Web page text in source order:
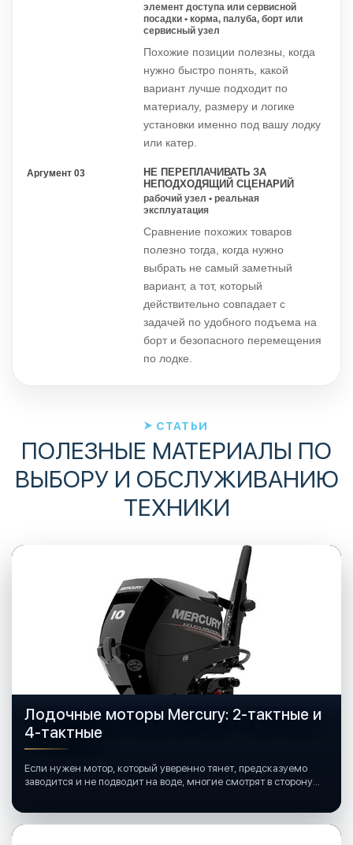
элемент доступа или сервисной
посадки • корма, палуба, борт или
сервисный узел
Похожие позиции полезны, когда
нужно быстро понять, какой
вариант лучше подходит по
материалу, размеру и логике
установки именно под вашу лодку
или катер.
Аргумент 03
НЕ ПЕРЕПЛАЧИВАТЬ ЗА
НЕПОДХОДЯЩИЙ СЦЕНАРИЙ
рабочий узел • реальная
эксплуатация
Сравнение похожих товаров
полезно тогда, когда нужно
выбрать не самый заметный
вариант, а тот, который
действительно совпадает с
задачей по удобного подъема на
борт и безопасного перемещения
по лодке.
СТАТЬИ
ПОЛЕЗНЫЕ МАТЕРИАЛЫ ПО
ВЫБОРУ И ОБСЛУЖИВАНИЮ
ТЕХНИКИ
Лодочные моторы Mercury: 2-тактные и
4-тактные
Если нужен мотор, который уверенно тянет, предсказуемо
заводится и не подводит на воде, многие смотрят в сторону